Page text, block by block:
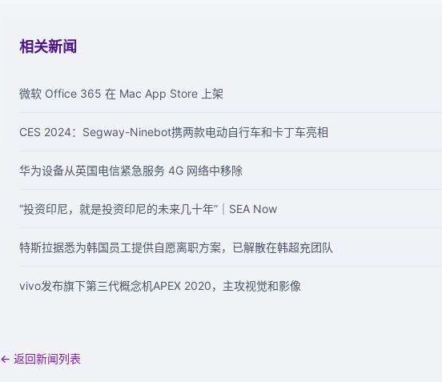
相关新闻
微软 Office 365 在 Mac App Store 上架
CES 2024：Segway-Ninebot携两款电动自行车和卡丁车亮相
华为设备从英国电信紧急服务 4G 网络中移除
“投资印尼，就是投资印尼的未来几十年”｜SEA Now
特斯拉据悉为韩国员工提供自愿离职方案，已解散在韩超充团队
vivo发布旗下第三代概念机APEX 2020，主攻视觉和影像
← 返回新闻列表